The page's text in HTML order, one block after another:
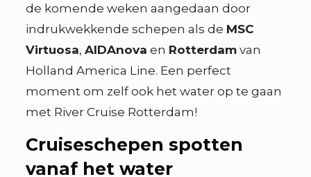
de komende weken aangedaan door
indrukwekkende schepen als de MSC
Virtuosa, AIDAnova en Rotterdamvan
Holland America Line. Een perfect
moment om zelf ook het water op te gaan
met River Cruise Rotterdam!
Cruiseschepen spotten
vanaf het water